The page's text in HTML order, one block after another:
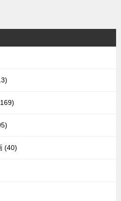
(40)